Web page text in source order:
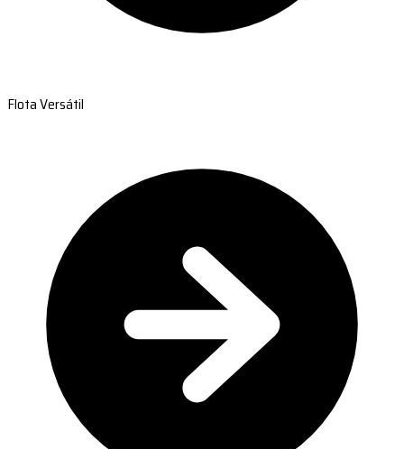
Flota Versátil